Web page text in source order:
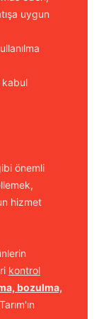
uygun
kabul
önemli
hizmet
kontrol
bozulma,